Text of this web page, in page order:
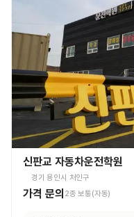
신판교 자동차운전학원
경기 용인시 처인구
가격 문의 2종 보통(자동)